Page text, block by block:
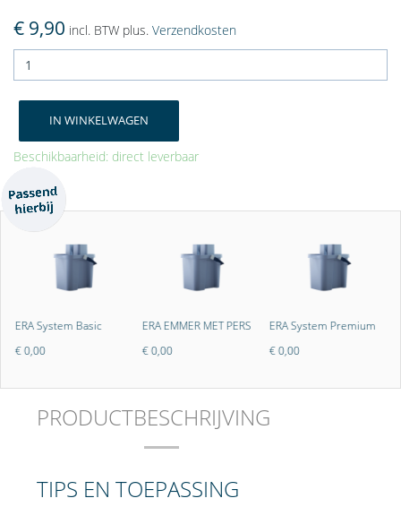
€ 9,90 incl. BTW plus. Verzendkosten
IN WINKELWAGEN
Beschikbaarheid: direct leverbaar
ERA System Basic
€ 0,00
ERA EMMER MET PERS
€ 0,00
ERA System Premium
€ 0,00
PRODUCTBESCHRIJVING
TIPS EN TOEPASSING